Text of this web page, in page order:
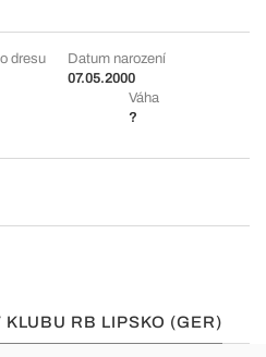
dresu
Datum narození
07.05.2000
Váha
?
KLUBU RB LIPSKO (GER)